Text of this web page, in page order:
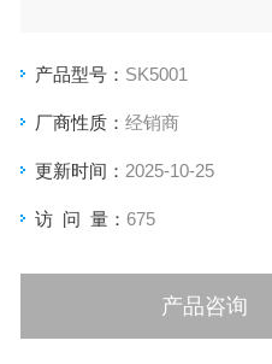
产品型号： SK5001
厂商性质： 经销商
更新时间： 2025-10-25
访 问 量： 675
产品咨询